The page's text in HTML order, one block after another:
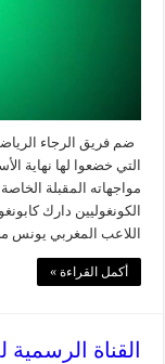
ضم فريق الرجاء
التي خضعوا لها نهاية
مواجهاته المقبلة
الكونغوليين دارك
اللاعب المغربي يونس
أكمل القراءة »
القناة